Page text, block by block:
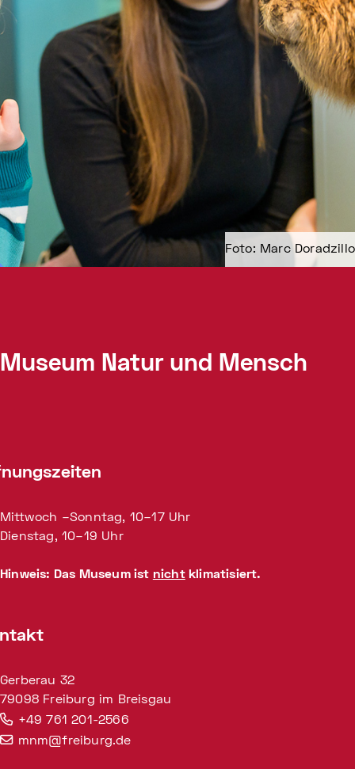
Foto: Marc Doradzillo
Museum Natur und Mensch
Mittwoch –Sonntag, 10–17 Uhr
Dienstag, 10–19 Uhr
Hinweis: Das Museum ist nichtklimatisiert.
Gerberau 32
79098 Freiburg im Breisgau
+49 761 201-2566
mnm@freiburg.de